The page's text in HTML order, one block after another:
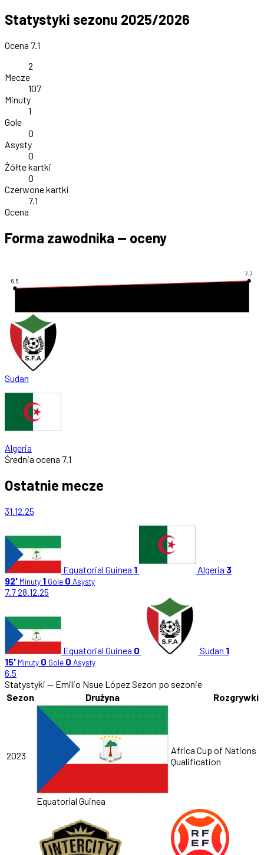
Statystyki sezonu 2025/2026
Ocena 7.1
2
Mecze
107
Minuty
1
Gole
0
Asysty
0
Żółte kartki
0
Czerwone kartki
7.1
Ocena
Forma zawodnika — oceny
6.5
7.7
Sudan
Algeria
Średnia ocena 7.1
Ostatnie mecze
31.12.25
Equatorial Guinea 1 Algeria 3
92' Minuty 1 Gole 0 Asysty
7.728.12.25
Equatorial Guinea 0 Sudan 1
15' Minuty 0 Gole 0 Asysty
6.5
Statystyki — Emilio Nsue López Sezon po sezonie
Sezon
Drużyna Rozgrywki
2023
Equatorial Guinea
Africa Cup of Nations
Qualification